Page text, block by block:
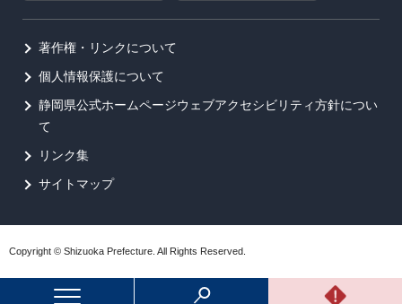
著作権・リンクについて
個人情報保護について
静岡県公式ホームページウェブアクセシビリティ方針につい
て
リンク集
サイトマップ
Copyright © Shizuoka Prefecture. All Rights Reserved.